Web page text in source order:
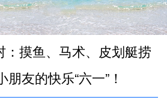
：摸鱼、马术、皮划艇捞
友的快乐“六一”！